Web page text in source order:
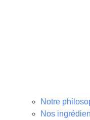
Notre
Nos